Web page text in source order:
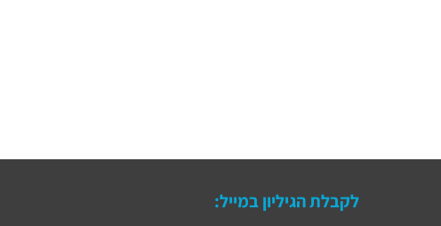
לקבלת הגיליון במייל: